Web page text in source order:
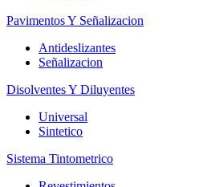
Pavimentos Y Señalizacion
Antideslizantes
Señalizacion
Disolventes Y Diluyentes
Universal
Sintetico
Sistema Tintometrico